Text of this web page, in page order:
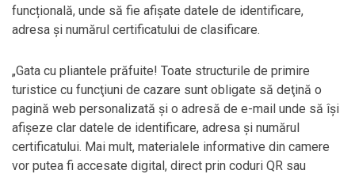
funcțională, unde să fie afișate datele de identificare,
adresa și numărul certificatului de clasificare.
„Gata cu pliantele prăfuite! Toate structurile de primire
turistice cu funcţiuni de cazare sunt obligate să deţină o
pagină web personalizată şi o adresă de e-mail unde să îşi
afişeze clar datele de identificare, adresa şi numărul
certificatului. Mai mult, materialele informative din camere
vor putea fi accesate digital, direct prin coduri QR sau